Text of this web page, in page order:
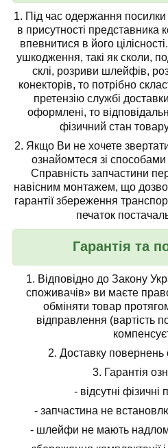
1. Під час одержання посилки
в присутності представника
впевнитися в його
ушкодження, такі як сколи,
склі, розриви шлейфів,
конекторів, то потрібно
претензію службі
оформлені, то
фізичний стан
2. Якщо Ви не хочете
ознайомтеся зі
Справність запчастини
навісним монтажем, що
гарантії збереження
печаток
Гарантія та
1. Відповідно до Закону
споживачів» ви маєте
обміняти товар
відправлення (вартість
2. Доставку повернень
3. Гарантія
- відсутні
- запчастина не
- шлейфи не мають